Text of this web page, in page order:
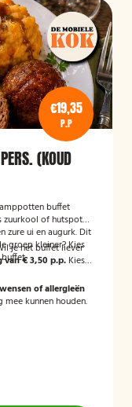
€19,35
P.P
(KOUD
buffet
zuurkool of hutspot
zure ui en augurk. Dit
groep kleiner? Kies
je het buffet liever
van € 3,50 p.p. Kies
of allergieën
kunnen houden.